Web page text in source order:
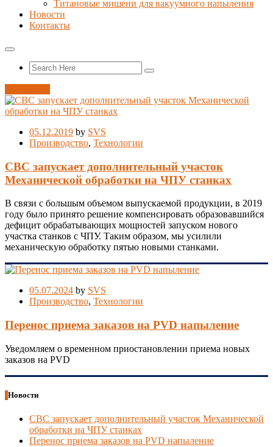
Титановые мишени для вакуумного напыления
Новости
Контакты
05.12.2019 by SVS
Производство, Технологии
СВС запускает дополнительный участок
Механической обработки на ЧПУ станках
В связи с большым объемом выпускаемой продукции, в 2019
году было принято решение компенсировать образовавшийся
дефицит обрабатывающих мощностей запуском нового
участка станков с ЧПУ. Таким образом, мы усилили
механическую обработку пятью новыми станками.
05.07.2024 by SVS
Производство, Технологии
Перенос приема заказов на PVD напыление
Уведомляем о временном приостановлении приема новых
заказов на PVD
Новости
СВС запускает дополнительный участок Механической
обработки на ЧПУ станках
Перенос приема заказов на PVD напыление